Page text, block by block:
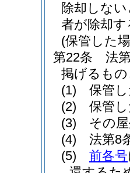
除却しな
者が除却
(保管した
第22条
法
掲げるも
(1)
保管
(2)
保管
(3)
その
(4)
法第8
(5)
前各号